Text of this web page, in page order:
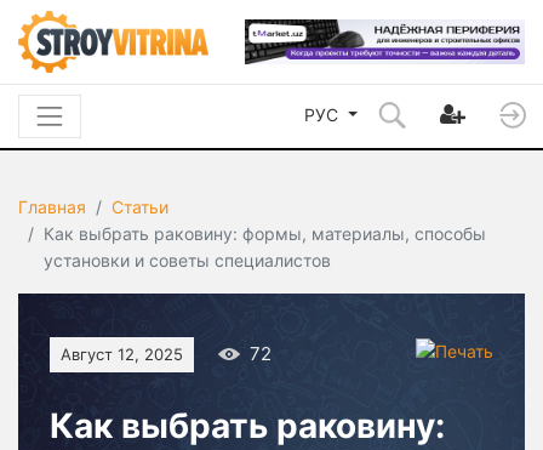
РУС
Главная
Статьи
Как выбрать раковину: формы, материалы, способы
установки и советы специалистов
Август 12, 2025 72
Как выбрать раковину: